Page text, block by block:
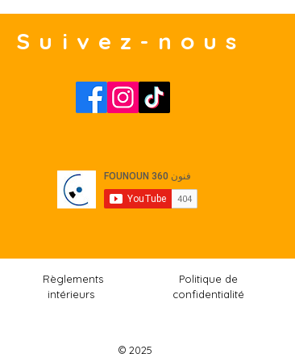
Suivez-nous
Règlements
intérieurs
Politique de
confidentialité
© 2025